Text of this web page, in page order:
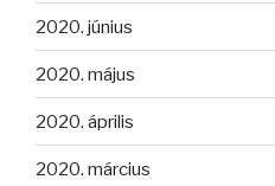
2020. június
2020. május
2020. április
2020. március